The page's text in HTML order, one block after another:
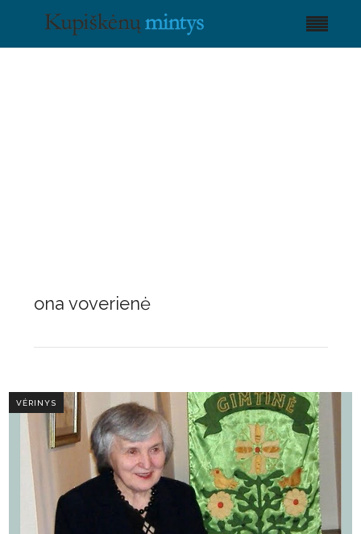
ona voverienė
VĖRINYS